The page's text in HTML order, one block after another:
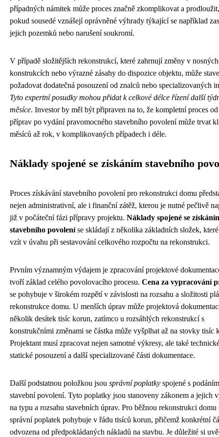
případných námitek může proces značně zkomplikovat a
pokud sousedé vznášejí oprávněné výhrady týkající se například
jejich pozemků nebo narušení soukromí.
V případě složitějších rekonstrukcí, které zahrnují změny v nosných
konstrukcích nebo výrazné zásahy do dispozice objektu, může
požadovat dodatečná posouzení od znalců nebo specializovaných
Tyto expertní posudky mohou přidat k celkové délce řízení další
měsíce. Investor by měl být připraven na to, že kompletní proces
příprav po vydání pravomocného stavebního povolení může trvat
měsíců až rok, v komplikovaných případech i déle.
Náklady spojené se získáním stavebního
Proces získávání stavebního povolení pro rekonstrukci domu
nejen administrativní, ale i finanční zátěž, kterou je nutné pečlivě
již v počáteční fázi přípravy projektu. Náklady spojené se
stavebního povoleníse skládají z několika základních složek,
vzít v úvahu při sestavování celkového rozpočtu na rekonstrukci.
Prvním významným výdajem je zpracování projektové
tvoří základ celého povolovacího procesu. Cena za vypracování
se pohybuje v širokém rozpětí v závislosti na rozsahu a složitosti
rekonstrukce domu. U menších úprav může projektová
několik desítek tisíc korun, zatímco u rozsáhlých rekonstrukcí s
konstrukčními změnami se částka může vyšplhat až na stovky tisíc
Projektant musí zpracovat nejen samotné výkresy, ale také
statické posouzení a další specializované části dokumentace.
Další podstatnou položkou jsou správní poplatky spojené s
stavební povolení. Tyto poplatky jsou stanoveny zákonem a jejich
na typu a rozsahu stavebních úprav. Pro běžnou rekonstrukci domu
správní poplatek pohybuje v řádu tisíců korun, přičemž konkrétní
odvozena od předpokládaných nákladů na stavbu. Je důležité si